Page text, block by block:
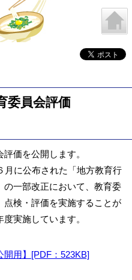
委員会評価
価を公開します。
に公布された「地方教育行
一部改正において、教育委
点検・評価を実施することが
実施しています。
開用】[PDF：523KB]